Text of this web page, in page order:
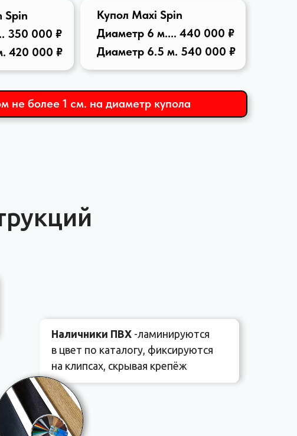
Купол Maxi Spin
Диаметр 6 м.... 440 000 ₽
Диаметр 6.5 м. 540 000 ₽
Spin
350 000 ₽
420 000 ₽
не более 1 см. на диаметр купола
Наличники ПВХ -ламинируются
в цвет по каталогу, фиксируются
на клипсах, скрывая крепёж